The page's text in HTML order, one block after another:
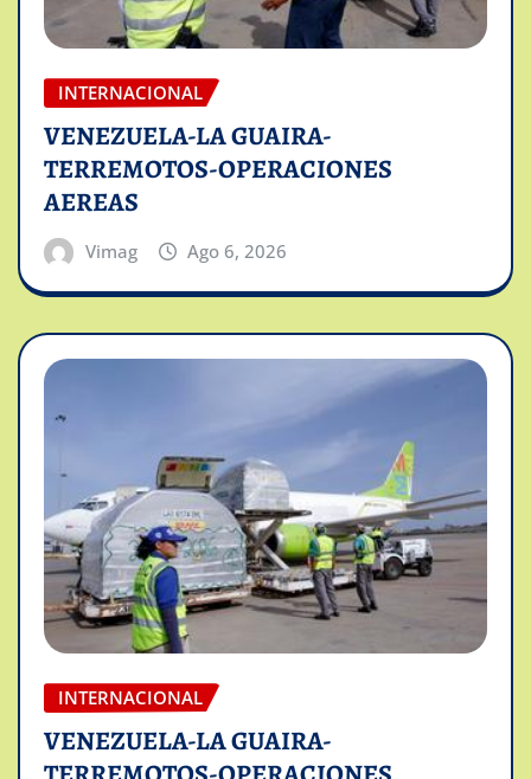
INTERNACIONAL
VENEZUELA-LA GUAIRA-
TERREMOTOS-OPERACIONES
AEREAS
Vimag Ago 6, 2026
INTERNACIONAL
VENEZUELA-LA GUAIRA-